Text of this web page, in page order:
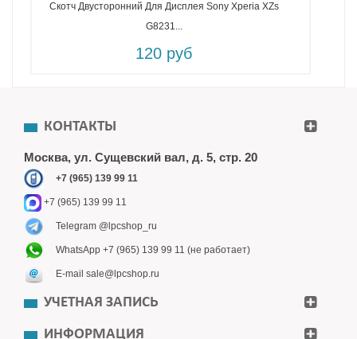
Скотч Двусторонний Для Дисплея Sony Xperia XZs
G8231...
120 руб
КОНТАКТЫ
Москва, ул. Сущевский вал, д. 5, стр. 20
+7 (965) 139 99 11
+7 (965) 139 99 11
Telegram @lpcshop_ru
WhatsApp +7 (965) 139 99 11 (не работает)
E-mail sale@lpcshop.ru
УЧЕТНАЯ ЗАПИСЬ
ИНФОРМАЦИЯ